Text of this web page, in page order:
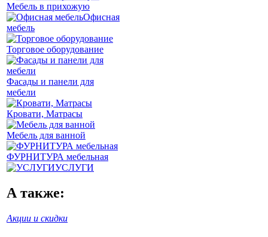
Мебель в прихожую
Офисная
мебель
Торговое оборудование
Фасады и панели для
мебели
Кровати, Матрасы
Мебель для ванной
ФУРНИТУРА мебельная
УСЛУГИ
А также:
Акции и скидки